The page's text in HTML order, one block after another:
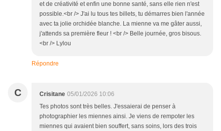
et de créativité et enfin une bonne santé, sans elle rien n'est
possible.<br /> J'ai lu tous tes billets, tu démarres bien l'année
avec ta jolie orchidée blanche. La mienne va me gâter aussi,
j'attends sa première fleur ! <br /> Belle journée, gros bisous.
<br /> Lylou
Répondre
C Crisitane 05/01/2026 10:06
Tes photos sont très belles. J'essaierai de penser à
photographier les miennes ainsi. Je viens de rempoter les
miennes qui avaient bien souffert, sans soins, lors des trois